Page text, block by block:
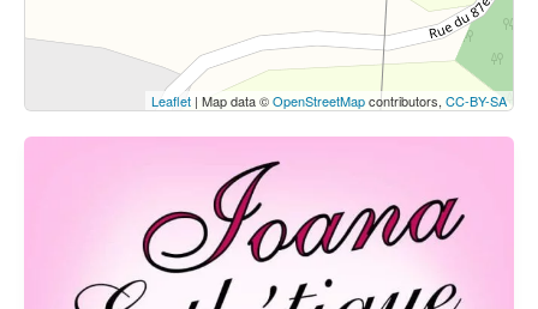
Leaflet | Map data ©OpenStreetMapcontributors, CC-BY-SA